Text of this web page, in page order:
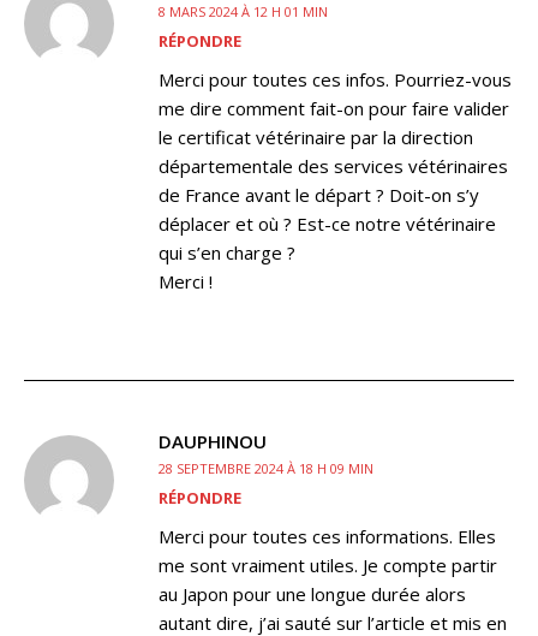
8 MARS 2024 À 12 H 01 MIN
RÉPONDRE
Merci pour toutes ces infos. Pourriez-vous
me dire comment fait-on pour faire valider
le certificat vétérinaire par la direction
départementale des services vétérinaires
de France avant le départ ? Doit-on s’y
déplacer et où ? Est-ce notre vétérinaire
qui s’en charge ?
Merci !
DAUPHINOU
28 SEPTEMBRE 2024 À 18 H 09 MIN
RÉPONDRE
Merci pour toutes ces informations. Elles
me sont vraiment utiles. Je compte partir
au Japon pour une longue durée alors
autant dire, j’ai sauté sur l’article et mis en